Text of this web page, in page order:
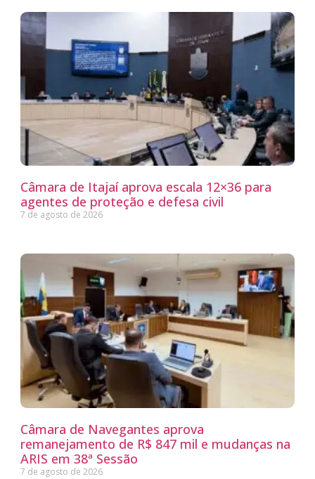
Câmara de Itajaí aprova escala 12×36 para
agentes de proteção e defesa civil
7 de agosto de 2026
Câmara de Navegantes aprova
remanejamento de R$ 847 mil e mudanças na
ARIS em 38ª Sessão
7 de agosto de 2026